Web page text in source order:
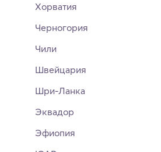
Хорватия
Черногория
Чили
Швейцария
Шри-Ланка
Эквадор
Эфиопия